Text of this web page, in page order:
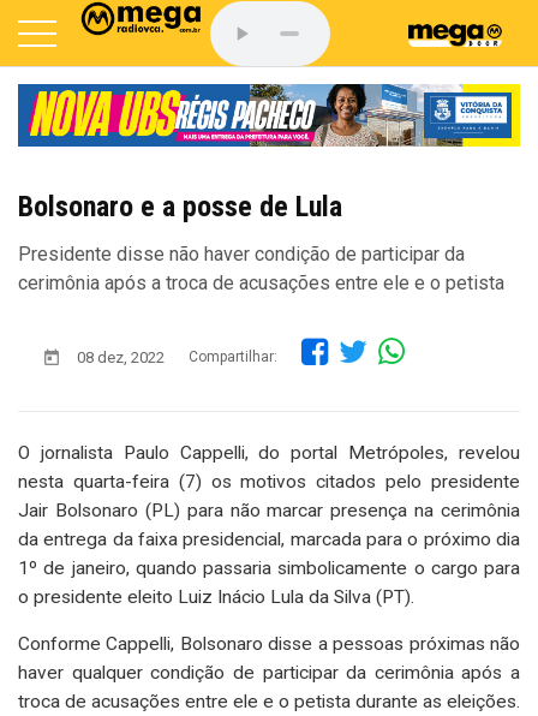
Bolsonaro e a posse de Lula
Presidente disse não haver condição de participar da
cerimônia após a troca de acusações entre ele e o petista
08 dez, 2022 Compartilhar:
O jornalista Paulo Cappelli, do portal Metrópoles, revelou
nesta quarta-feira (7) os motivos citados pelo presidente
Jair Bolsonaro (PL) para não marcar presença na cerimônia
da entrega da faixa presidencial, marcada para o próximo dia
1º de janeiro, quando passaria simbolicamente o cargo para
o presidente eleito Luiz Inácio Lula da Silva (PT).
Conforme Cappelli, Bolsonaro disse a pessoas próximas não
haver qualquer condição de participar da cerimônia após a
troca de acusações entre ele e o petista durante as eleições.